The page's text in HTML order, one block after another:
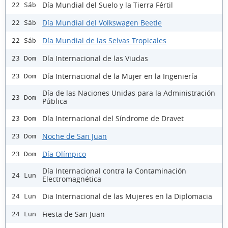
22 Sáb Día Mundial del Suelo y la Tierra Fértil
22 Sáb Día Mundial del Volkswagen Beetle
22 Sáb Día Mundial de las Selvas Tropicales
23 Dom Día Internacional de las Viudas
23 Dom Día Internacional de la Mujer en la Ingeniería
23 Dom
Día de las Naciones Unidas para la Administración
Pública
23 Dom Día Internacional del Síndrome de Dravet
23 Dom Noche de San Juan
23 Dom Día Olímpico
24 Lun
Día Internacional contra la Contaminación
Electromagnética
24 Lun Dia Internacional de las Mujeres en la Diplomacia
24 Lun
Fiesta de San Juan